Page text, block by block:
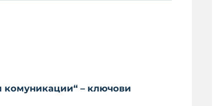
комуникации“ – ключови